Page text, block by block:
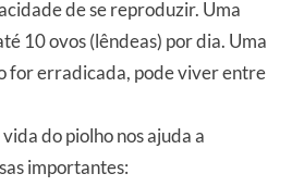
de se reproduzir. Uma
10 ovos (lêndeas) por dia. Uma
for erradicada, pode viver entre
do piolho nos ajuda a
importantes: